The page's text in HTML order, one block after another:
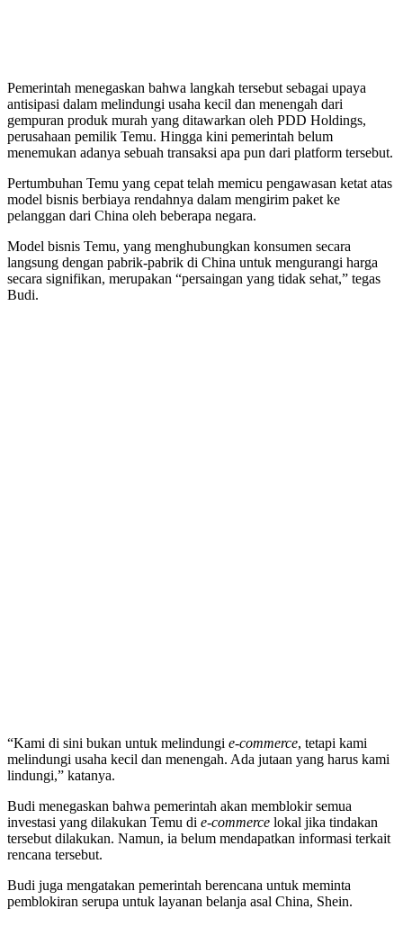
Pemerintah menegaskan bahwa langkah tersebut sebagai upaya
antisipasi dalam melindungi usaha kecil dan menengah dari
gempuran produk murah yang ditawarkan oleh PDD Holdings,
perusahaan pemilik Temu. Hingga kini pemerintah belum
menemukan adanya sebuah transaksi apa pun dari platform tersebut.
Pertumbuhan Temu yang cepat telah memicu pengawasan ketat atas
model bisnis berbiaya rendahnya dalam mengirim paket ke
pelanggan dari China oleh beberapa negara.
Model bisnis Temu, yang menghubungkan konsumen secara
langsung dengan pabrik-pabrik di China untuk mengurangi harga
secara signifikan, merupakan “persaingan yang tidak sehat,” tegas
Budi.
“Kami di sini bukan untuk melindungi e-commerce, tetapi kami
melindungi usaha kecil dan menengah. Ada jutaan yang harus kami
lindungi,” katanya.
Budi menegaskan bahwa pemerintah akan memblokir semua
investasi yang dilakukan Temu di e-commerce lokal jika tindakan
tersebut dilakukan. Namun, ia belum mendapatkan informasi terkait
rencana tersebut.
Budi juga mengatakan pemerintah berencana untuk meminta
pemblokiran serupa untuk layanan belanja asal China, Shein.